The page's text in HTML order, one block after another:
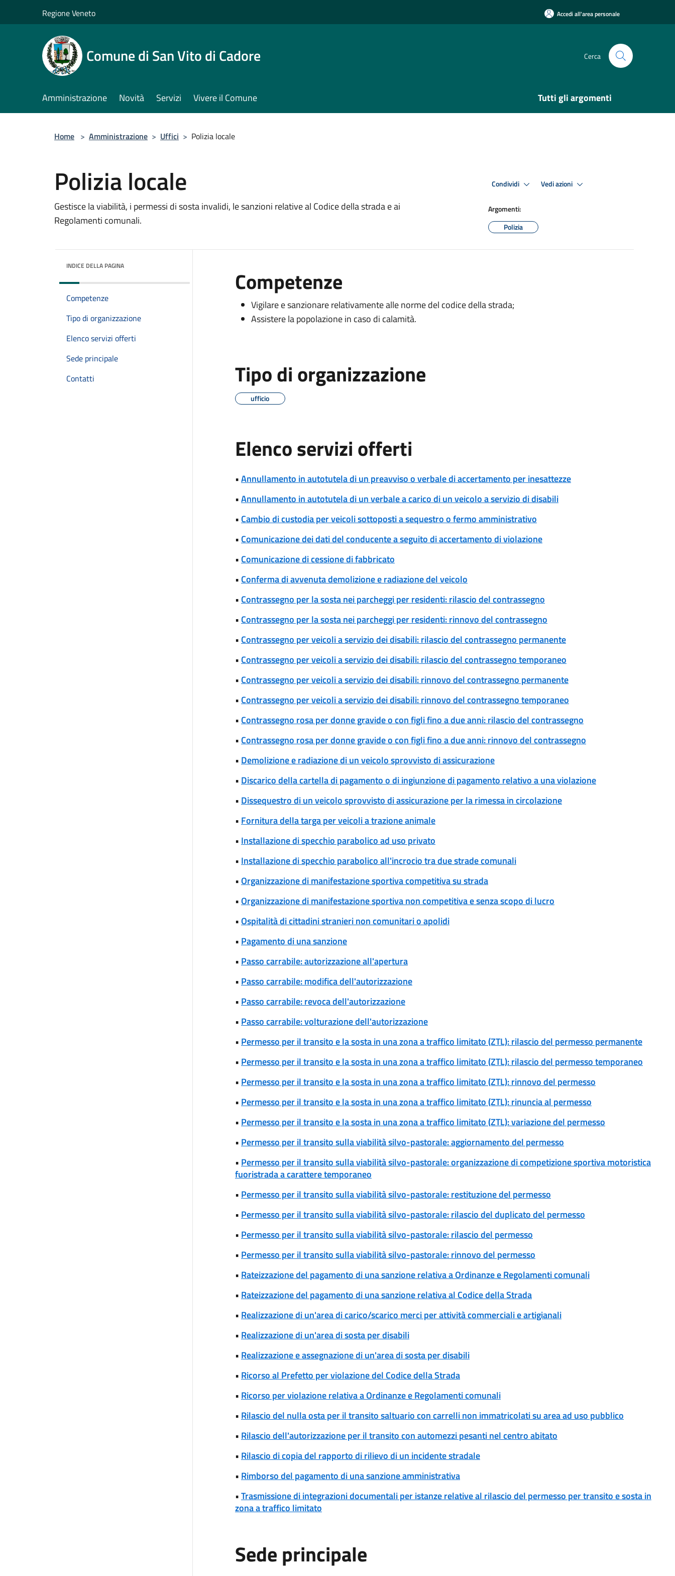
Regione Veneto Accedi all'area personale
Comune di San Vito di Cadore Cerca
Amministrazione Novità Servizi Vivere il Comune Tutti gli argomenti
Home > Amministrazione > Uffici > Polizia locale
Polizia locale
Gestisce la viabilità, i permessi di sosta invalidi, le sanzioni relative al Codice della strada e ai
Regolamenti comunali.
Condividi Vedi azioni
Argomenti:
Polizia
INDICE DELLA PAGINA
Competenze
Tipo di organizzazione
Elenco servizi offerti
Sede principale
Contatti
Competenze
Vigilare e sanzionare relativamente alle norme del codice della strada;
Assistere la popolazione in caso di calamità.
Tipo di organizzazione
ufficio
Elenco servizi offerti
•Annullamento in autotutela di un preavviso o verbale di accertamento per inesattezze
•Annullamento in autotutela di un verbale a carico di un veicolo a servizio di disabili
• Cambio di custodia per veicoli sottoposti a sequestro o fermo amministrativo
• Comunicazione dei dati del conducente a seguito di accertamento di violazione
• Comunicazione di cessione di fabbricato
• Conferma di avvenuta demolizione e radiazione del veicolo
• Contrassegno per la sosta nei parcheggi per residenti: rilascio del contrassegno
• Contrassegno per la sosta nei parcheggi per residenti: rinnovo del contrassegno
• Contrassegno per veicoli a servizio dei disabili: rilascio del contrassegno permanente
• Contrassegno per veicoli a servizio dei disabili: rilascio del contrassegno temporaneo
• Contrassegno per veicoli a servizio dei disabili: rinnovo del contrassegno permanente
• Contrassegno per veicoli a servizio dei disabili: rinnovo del contrassegno temporaneo
• Contrassegno rosa per donne gravide o con figli fino a due anni: rilascio del contrassegno
• Contrassegno rosa per donne gravide o con figli fino a due anni: rinnovo del contrassegno
• Demolizione e radiazione di un veicolo sprovvisto di assicurazione
• Discarico della cartella di pagamento o di ingiunzione di pagamento relativo a una violazione
• Dissequestro di un veicolo sprovvisto di assicurazione per la rimessa in circolazione
• Fornitura della targa per veicoli a trazione animale
• Installazione di specchio parabolico ad uso privato
• Installazione di specchio parabolico all'incrocio tra due strade comunali
•Organizzazione di manifestazione sportiva competitiva su strada
•Organizzazione di manifestazione sportiva non competitiva e senza scopo di lucro
•Ospitalità di cittadini stranieri non comunitari o apolidi
• Pagamento di una sanzione
• Passo carrabile: autorizzazione all'apertura
• Passo carrabile: modifica dell'autorizzazione
• Passo carrabile: revoca dell'autorizzazione
• Passo carrabile: volturazione dell'autorizzazione
• Permesso per il transito e la sosta in una zona a traffico limitato (ZTL): rilascio del permesso permanente
• Permesso per il transito e la sosta in una zona a traffico limitato (ZTL): rilascio del permesso temporaneo
• Permesso per il transito e la sosta in una zona a traffico limitato (ZTL): rinnovo del permesso
• Permesso per il transito e la sosta in una zona a traffico limitato (ZTL): rinuncia al permesso
• Permesso per il transito e la sosta in una zona a traffico limitato (ZTL): variazione del permesso
• Permesso per il transito sulla viabilità silvo-pastorale: aggiornamento del permesso
• Permesso per il transito sulla viabilità silvo-pastorale: organizzazione di competizione sportiva motoristica
fuoristrada a carattere temporaneo
• Permesso per il transito sulla viabilità silvo-pastorale: restituzione del permesso
• Permesso per il transito sulla viabilità silvo-pastorale: rilascio del duplicato del permesso
• Permesso per il transito sulla viabilità silvo-pastorale: rilascio del permesso
• Permesso per il transito sulla viabilità silvo-pastorale: rinnovo del permesso
• Rateizzazione del pagamento di una sanzione relativa a Ordinanze e Regolamenti comunali
• Rateizzazione del pagamento di una sanzione relativa al Codice della Strada
• Realizzazione di un'area di carico/scarico merci per attività commerciali e artigianali
• Realizzazione di un'area di sosta per disabili
• Realizzazione e assegnazione di un'area di sosta per disabili
• Ricorso al Prefetto per violazione del Codice della Strada
• Ricorso per violazione relativa a Ordinanze e Regolamenti comunali
• Rilascio del nulla osta per il transito saltuario con carrelli non immatricolati su area ad uso pubblico
• Rilascio dell'autorizzazione per il transito con automezzi pesanti nel centro abitato
• Rilascio di copia del rapporto di rilievo di un incidente stradale
• Rimborso del pagamento di una sanzione amministrativa
•Trasmissione di integrazioni documentali per istanze relative al rilascio del permesso per transito e sosta in
zona a traffico limitato
Sede principale